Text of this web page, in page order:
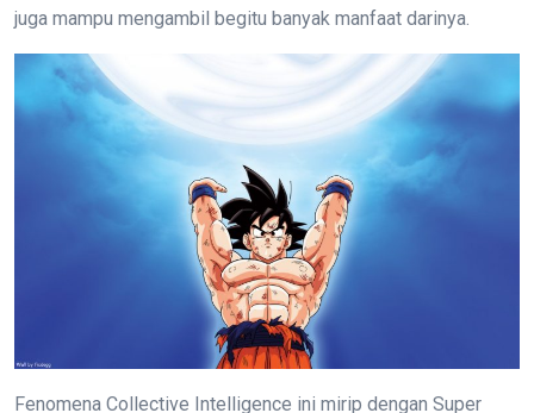
juga mampu mengambil begitu banyak manfaat darinya.
Fenomena Collective Intelligence ini mirip dengan Super